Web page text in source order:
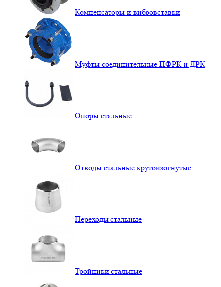
Компенсаторы и вибровставки
Муфты соединительные ПФРК и ДРК
Опоры стальные
Отводы стальные крутоизогнутые
Переходы стальные
Тройники стальные